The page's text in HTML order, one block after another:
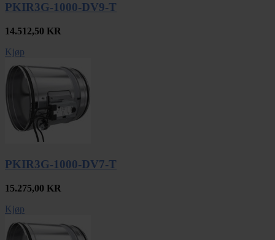
PKIR3G-1000-DV9-T
14.512,50 KR
Kjøp
PKIR3G-1000-DV7-T
15.275,00 KR
Kjøp